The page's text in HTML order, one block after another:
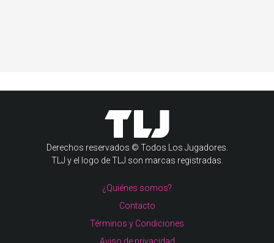
Derechos reservados © Todos Los Jugadores.
TLJ y el logo de TLJ son marcas registradas.
¿Quiénes somos?
Contacto
Términos y Condiciones
Aviso de privacidad